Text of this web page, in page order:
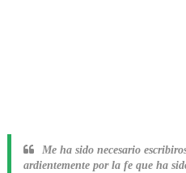
Me ha sido necesario
ardientemente por la fe que ha